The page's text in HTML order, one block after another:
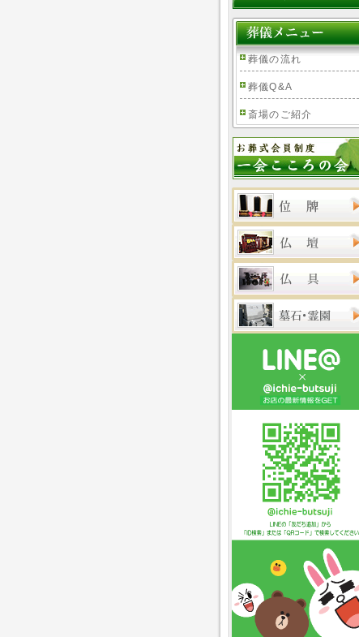
葬儀の流れ
葬儀Q&A
斎場のご紹介